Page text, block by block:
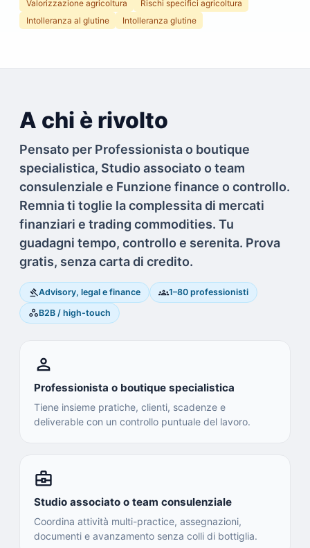
Valorizzazione agricoltura
Rischi specifici agricoltura
Intolleranza al glutine
Intolleranza glutine
A chi è rivolto
Pensato per Professionista o boutique
specialistica, Studio associato o team
consulenziale e Funzione finance o controllo.
Remnia ti toglie la complessita di mercati
finanziari e trading commodities. Tu
guadagni tempo, controllo e serenita. Prova
gratis, senza carta di credito.
gavelAdvisory, legal e finance groups1–80 professionisti
workspacesB2B / high-touch
person
Professionista o boutique specialistica
Tiene insieme pratiche, clienti, scadenze e
deliverable con un controllo puntuale del lavoro.
business_center
Studio associato o team consulenziale
Coordina attività multi-practice, assegnazioni,
documenti e avanzamento senza colli di bottiglia.